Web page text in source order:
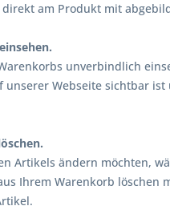
am Produkt mit
unverbindlich
Webseite sichtbar
Artikels ändern möchten,
Ihrem Warenkorb löschen